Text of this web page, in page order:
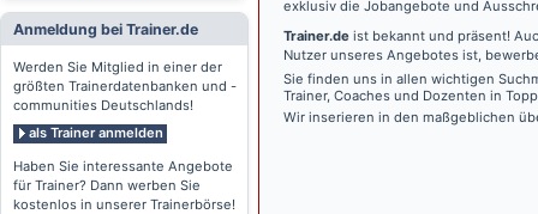
Anmeldung bei Trainer.de
Werden Sie Mitglied in einer der
größten Trainerdatenbanken und -
communities Deutschlands!
als Trainer anmelden
Haben Sie interessante Angebote
für Trainer? Dann werben Sie
kostenlos in unserer Trainerbörse!
exklusiv die Jobangebote und
Trainer.de ist bekannt und präsent!
Nutzer unseres Angebotes ist,
Sie finden uns in allen wichtigen
Trainer, Coaches und Dozenten in
Wir inserieren in den maßgeblichen